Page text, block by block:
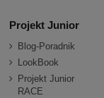
Projekt Junior
Blog-Poradnik
LookBook
Projekt Junior
RACE